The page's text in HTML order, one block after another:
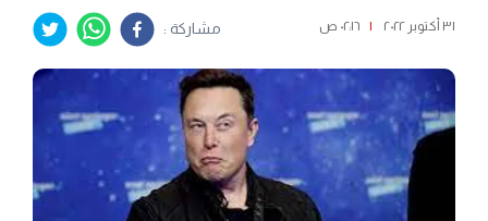
٣١ أكتوبر ٢٠٢٢ | ٠٢:١٦ ص مشاركة :